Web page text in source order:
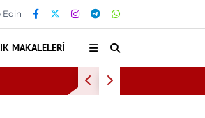
Edin
MAKALELERI